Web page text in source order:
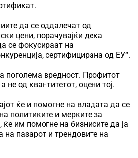
да се оддалечат од
цени, порачувајќи дека
се фокусираат на
сертифицирана од ЕУ“.
поголема вредност. Профитот
не од квантитетот, оцени тој.
ќе и помогне на владата да се
политиките и мерките за
им помогне на бизнисите да ја
на пазарот и трендовите на